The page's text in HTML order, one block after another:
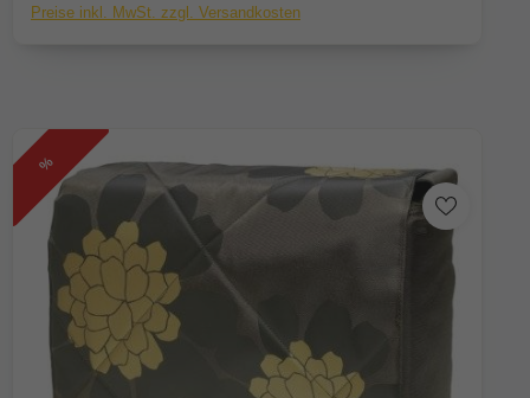
Preise inkl. MwSt. zzgl. Versandkosten
%